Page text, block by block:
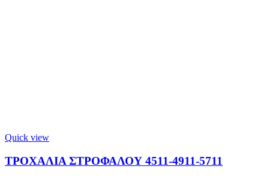
Quick view
ΤΡΟΧΑΛΙΑ ΣΤΡΟΦΑΛΟΥ 4511-4911-5711